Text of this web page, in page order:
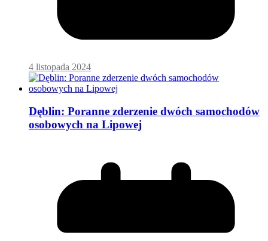
4 listopada 2024
Dęblin: Poranne zderzenie dwóch samochodów
osobowych na Lipowej